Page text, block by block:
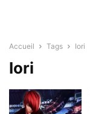
Accueil Tags Iori
Iori